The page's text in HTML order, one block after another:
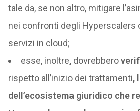
tale da, se non altro, mitigare
nei confronti degli Hyperscalers
servizi in cloud;
esse, inoltre, dovrebbero
rispetto all’inizio dei trattamenti,
dell’ecosistema giuridico che